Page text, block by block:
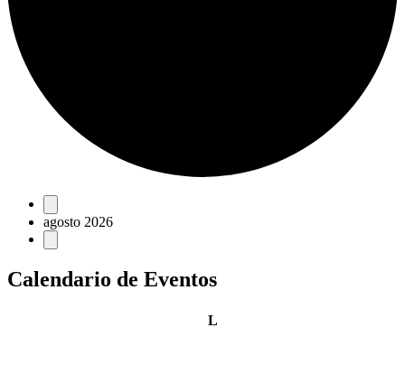
Eventos
agosto 2026
Calendario de Eventos
Llunes